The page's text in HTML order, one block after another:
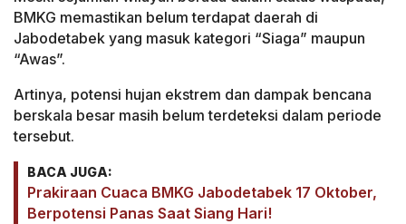
BMKG memastikan belum terdapat daerah di
Jabodetabek yang masuk kategori “Siaga” maupun
“Awas”.
Artinya, potensi hujan ekstrem dan dampak bencana
berskala besar masih belum terdeteksi dalam periode
tersebut.
BACA JUGA:
Prakiraan Cuaca BMKG Jabodetabek 17 Oktober,
Berpotensi Panas Saat Siang Hari!